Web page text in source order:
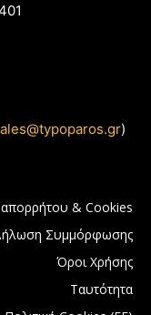
)
απορρήτου & Cookies
Συμμόρφωσης
Όροι Χρήσης
Ταυτότητα